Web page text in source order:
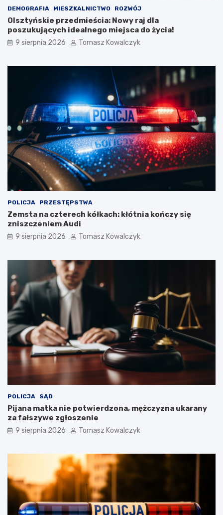
DEMOGRAFIA MIESZKALNICTWO ROZWÓJ
Olsztyńskie przedmieścia: Nowy raj dla
poszukujących idealnego miejsca do życia!
9 sierpnia 2026 Tomasz Kowalczyk
POLICJA PRZESTĘPSTWA
Zemsta na czterech kółkach: kłótnia kończy się
zniszczeniem Audi
9 sierpnia 2026 Tomasz Kowalczyk
POLICJA SĄD
Pijana matka nie potwierdzona, mężczyzna ukarany
za fałszywe zgłoszenie
9 sierpnia 2026 Tomasz Kowalczyk